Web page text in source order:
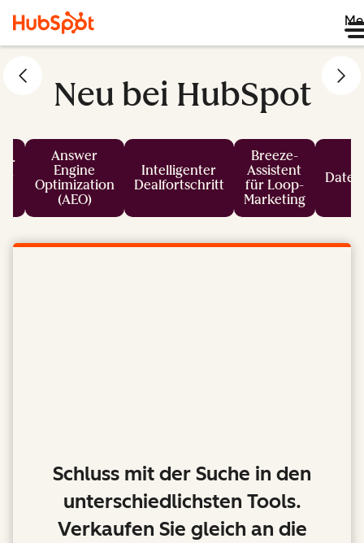
Neu bei HubSpot
Answer
Engine
Optimization
(AEO)
Intelligenter
Dealfortschritt
Breeze-
Assistent
für Loop-
Marketing
Schluss mit der Suche in den
unterschiedlichsten Tools.
Verkaufen Sie gleich an die